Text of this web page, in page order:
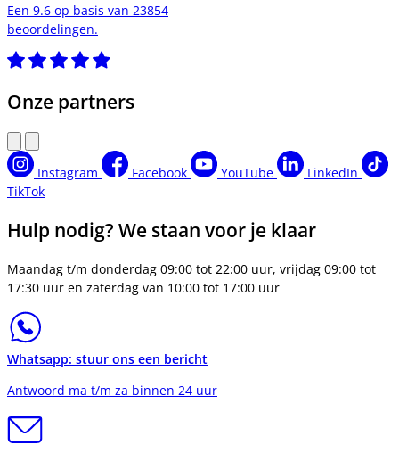
Een 9.6 op basis van 23854
beoordelingen.
Onze partners
Instagram Facebook YouTube
LinkedIn
TikTok
Hulp nodig? We staan voor je klaar
Maandag t/m donderdag 09:00 tot 22:00 uur, vrijdag 09:00 tot
17:30 uur en zaterdag van 10:00 tot 17:00 uur
Whatsapp: stuur ons een bericht
Antwoord ma t/m za binnen 24 uur